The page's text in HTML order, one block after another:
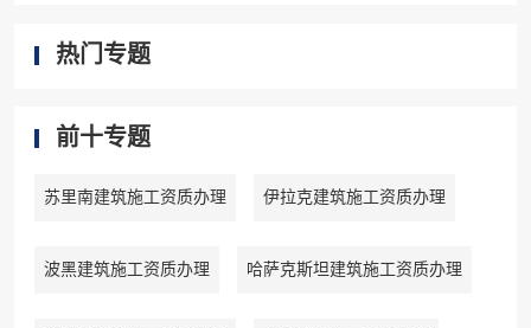
热门专题
前十专题
苏里南建筑施工资质办理 伊拉克建筑施工资质办理
波黑建筑施工资质办理 哈萨克斯坦建筑施工资质办理